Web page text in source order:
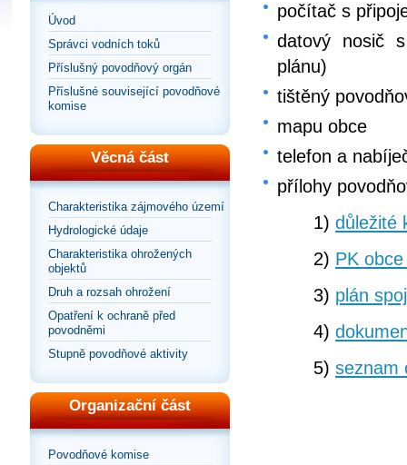
Úvod
Správci vodních toků
Příslušný povodňový orgán
Příslušné související povodňové
komise
Věcná část
Charakteristika zájmového území
Hydrologické údaje
Charakteristika ohrožených
objektů
Druh a rozsah ohrožení
Opatření k ochraně před
povodněmi
Stupně povodňové aktivity
Organizační část
Povodňové komise
počítač s
datový nosič
plánu)
tištěný
mapu obce
telefon a
přílohy
1) důležité
2) PK
3) plán
4)
5) seznam